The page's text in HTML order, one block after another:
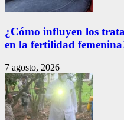
¿Cómo influyen los
en la fertilidad
7 agosto, 2026